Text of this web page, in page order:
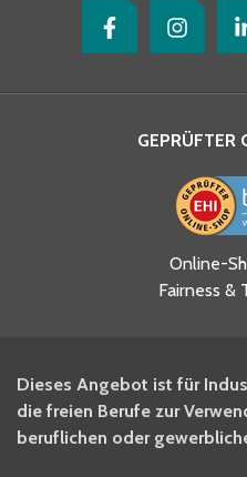
Ja, ich habe
und
BITO
GEPRÜFTER
Online-
Fairness &
Dieses Angebot ist für
die freien Berufe zur
beruflichen oder